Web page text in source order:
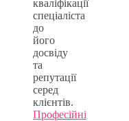
кваліфікації
спеціаліста
до
його
досвіду
та
репутації
серед
клієнтів.
Професійні